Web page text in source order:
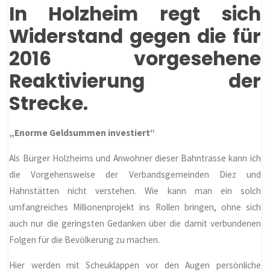
In Holzheim regt sich
Widerstand gegen die für
2016 vorgesehene
Reaktivierung der
Strecke.
„Enorme Geldsummen investiert“
Als Bürger Holzheims und Anwohner dieser Bahntrasse kann ich
die Vorgehensweise der Verbandsgemeinden Diez und
Hahnstätten nicht verstehen. Wie kann man ein solch
umfangreiches Millionenprojekt ins Rollen bringen, ohne sich
auch nur die geringsten Gedanken über die damit verbundenen
Folgen für die Bevölkerung zu machen.
Hier werden mit Scheuklappen vor den Augen persönliche